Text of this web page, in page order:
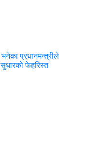
प्रधानमन्त्रीले
सुधारको फेहरिस्त